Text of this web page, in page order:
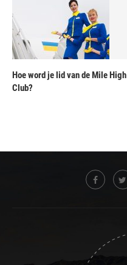
Hoe word je lid van de Mile High
Club?